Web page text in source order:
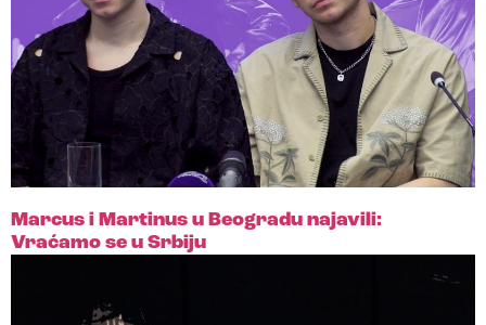
Marcus i Martinus u Beogradu najavili:
Vraćamo se u Srbiju